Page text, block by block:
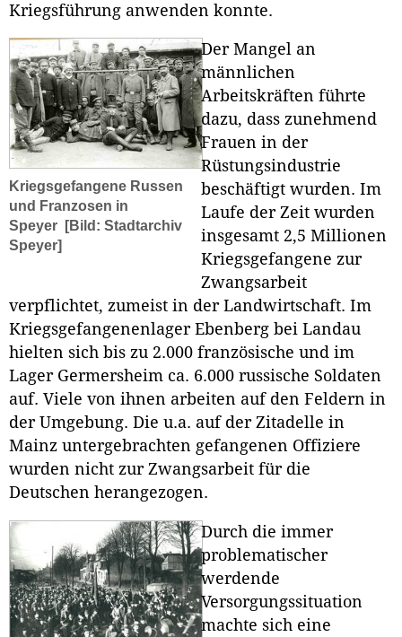
Kriegsführung anwenden konnte.
Kriegsgefangene Russen
und Franzosen in
Speyer
[Bild: Stadtarchiv
Speyer]
Der Mangel an
männlichen
Arbeitskräften führte
dazu, dass zunehmend
Frauen in der
Rüstungsindustrie
beschäftigt wurden. Im
Laufe der Zeit wurden
insgesamt 2,5 Millionen
Kriegsgefangene zur
Zwangsarbeit
verpflichtet, zumeist in der Landwirtschaft. Im
Kriegsgefangenenlager Ebenberg bei Landau
hielten sich bis zu 2.000 französische und im
Lager Germersheim ca. 6.000 russische Soldaten
auf. Viele von ihnen arbeiten auf den Feldern in
der Umgebung. Die u.a. auf der Zitadelle in
Mainz untergebrachten gefangenen Offiziere
wurden nicht zur Zwangsarbeit für die
Deutschen herangezogen.
Durch die immer
problematischer
werdende
Versorgungssituation
machte sich eine